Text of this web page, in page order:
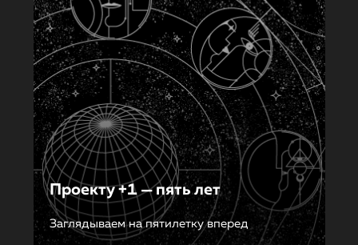
Проекту +1 — пять лет
Заглядываем на пятилетку вперед